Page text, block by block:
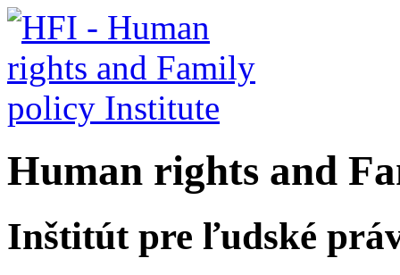
Human rights and F
Inštitút pre ľudské